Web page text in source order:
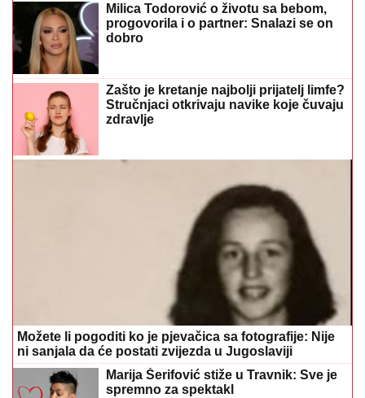
Milica Todorović o životu sa bebom,
progovorila i o partner: Snalazi se on
dobro
Zašto je kretanje najbolji prijatelj limfe?
Stručnjaci otkrivaju navike koje čuvaju
zdravlje
Možete li pogoditi ko je pjevačica sa fotografije: Nije
ni sanjala da će postati zvijezda u Jugoslaviji
Marija Šerifović stiže u Travnik: Sve je
spremno za spektakl